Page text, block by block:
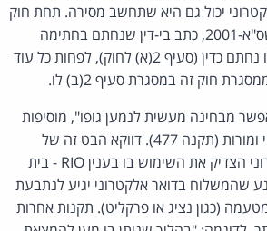
יכול גם היא שתחשב מסירה. תחת חוק
חתימה אלקטרונית, תשס"א-2001, כתב בי-דין שנחתם בחתימה
אלקטרונית ייחשב כאילו נחתם כדין (סעיף 2(א) לחוק), לפחות כל עוד
חוק זה במסגרת סעיף 2(ב) לו.
מבחינה מעשית לנמען גופו", מוסיפות
תקנות סדר הדין האזרחי ומורות (תקנה 477). דווקא הבט זה של
ההמצאה בדואר אלקטרוני הצדיק את השימוש בו בענין RIO - בית
שהמשלוח בדואר אלקטרוני יגיע לנתבעת
(כגון נציג או פרקליט). תקנות אחרות